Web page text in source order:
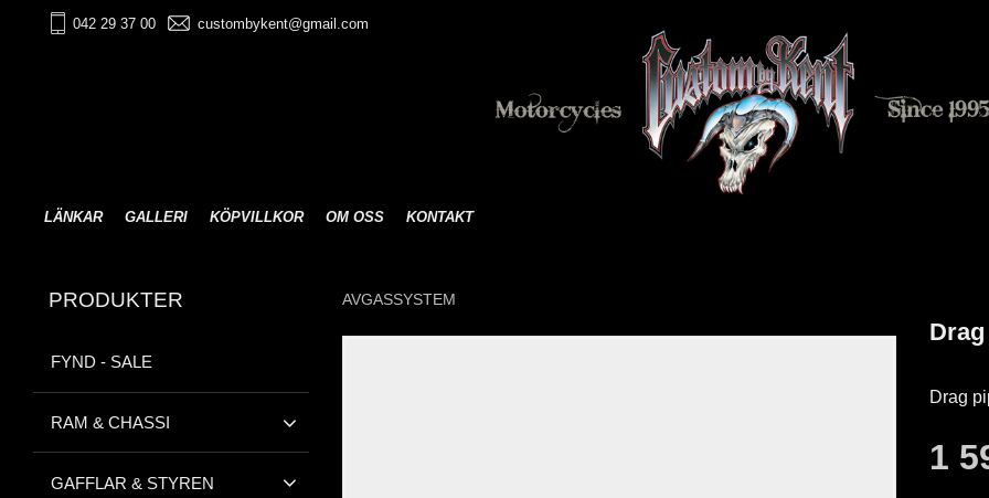
042 29 37 00 custombykent@gmail.com
LÄNKAR GALLERI KÖPVILLKOR OM OSS KONTAKT
AVGASSYSTEM
Drag
1
PRODUKTER
FYND - SALE
RAM & CHASSI
GAFFLAR & STYREN